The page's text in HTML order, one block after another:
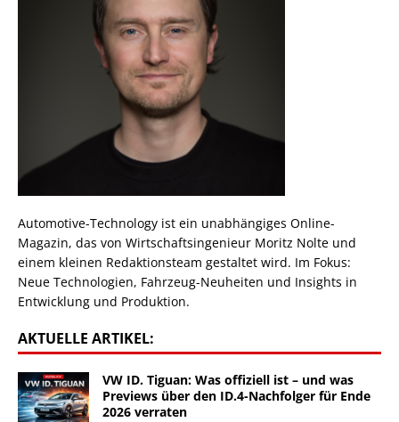
Automotive-Technology ist ein unabhängiges Online-
Magazin, das von Wirtschaftsingenieur Moritz Nolte und
einem kleinen Redaktionsteam gestaltet wird. Im Fokus:
Neue Technologien, Fahrzeug-Neuheiten und Insights in
Entwicklung und Produktion.
AKTUELLE ARTIKEL:
VW ID. Tiguan: Was offiziell ist – und was
Previews über den ID.4-Nachfolger für Ende
2026 verraten